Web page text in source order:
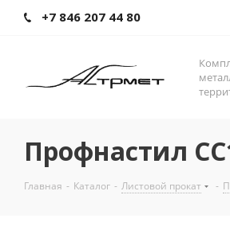
+7 846 207 44 80
Профнастил
Главная - Каталог - Листовой прокат -